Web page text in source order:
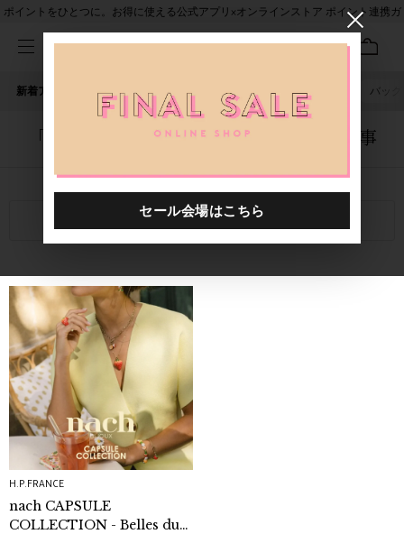
ポイントをひとつに。お得に使える公式アプリ×オンラインストア ポイント連携ガ
新着アイテム 人気ワード セール 40th限定 バッグ
「1040201.2612369.0999」に関する記事
関連キーワード
H.P.FRANCE
nach CAPSULE
COLLECTION - Belles du